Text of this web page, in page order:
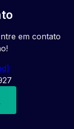
em contato